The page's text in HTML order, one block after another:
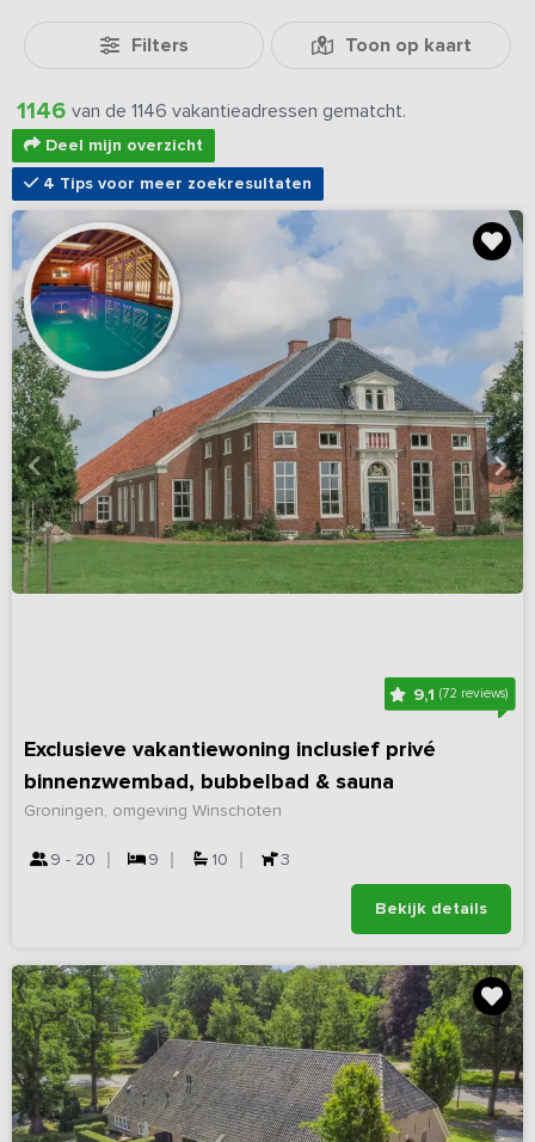
Filters Toon op kaart
1146 van de 1146 vakantieadressen gematcht.
Deel mijn overzicht
4 Tips voor meer zoekresultaten
9,1(72 reviews)
Exclusieve vakantiewoning inclusief privé
binnenzwembad, bubbelbad & sauna
Groningen, omgeving Winschoten
9 - 20 9 10 3
Bekijk details